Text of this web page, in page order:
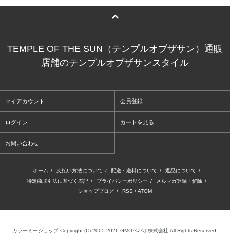
TEMPLE OF THE SUN（テンプルオブザサン）通販
店舗のテンプルオブザサンスタイル
マイアカウント 会員登録
ログイン カートを見る
お問い合わせ
ホーム / 支払い方法について / 配送・送料について / 返品について /
特定商取引法に基づく表記 / プライバシーポリシー / メルマガ登録・解除 /
ショップブログ / RSS / ATOM
カラーミーショップCopyright (C) 2005-2026 GMOペパボ株式会社 All Rights Reserved.